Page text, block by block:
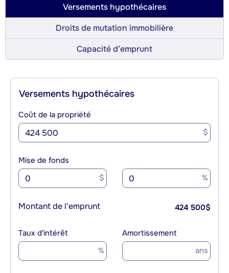
Versements hypothécaires
Droits de mutation immobilière
Capacité d’emprunt
Versements hypothécaires
Coût de la propriété
$
Mise de fonds
$ %
Montant de l'emprunt 424 500$
Taux d'intérêt
%
Amortissement
ans